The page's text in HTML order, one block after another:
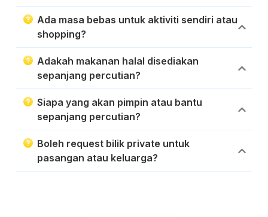
Ada masa bebas untuk aktiviti sendiri atau
shopping?
Adakah makanan halal disediakan
sepanjang percutian?
Siapa yang akan pimpin atau bantu
sepanjang percutian?
Boleh request bilik private untuk
pasangan atau keluarga?